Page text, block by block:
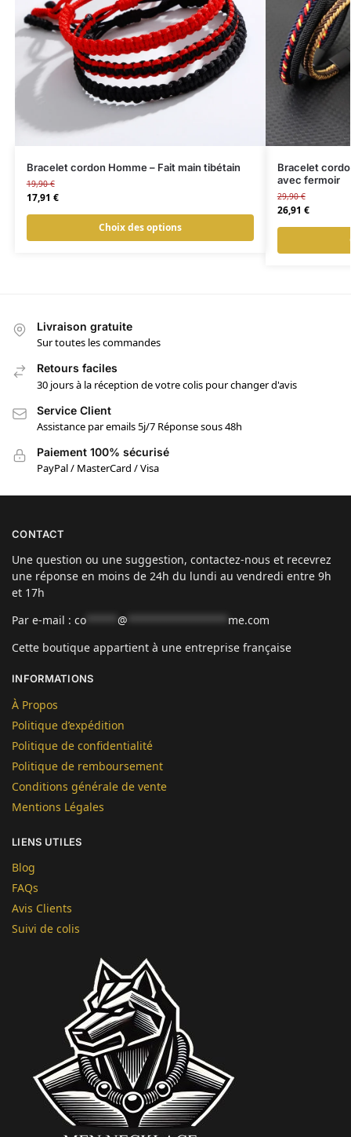
Bracelet cordon Homme – Fait main tibétain
19,90€
17,91 €
Choix des options
Bracelet
avec fermoir
29,90€
26,91 €
Livraison gratuite
Sur toutes les commandes
Retours faciles
30 jours à la réception de votre colis pour changer d'avis
Service Client
Assistance par emails 5j/7 Réponse sous 48h
Paiement 100% sécurisé
PayPal / MasterCard / Visa
CONTACT
Une question ou une suggestion, contactez-nous et recevrez
une réponse en moins de 24h du lundi au vendredi entre 9h
et 17h
Par e-mail : co @
me.com
Cette boutique appartient à une entreprise française
INFORMATIONS
À Propos
Politique d’expédition
Politique de confidentialité
Politique de remboursement
Conditions générale de vente
Mentions Légales
LIENS UTILES
Blog
FAQs
Avis Clients
Suivi de colis